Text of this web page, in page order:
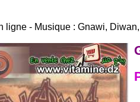
ligne - Musique : Gnawi,